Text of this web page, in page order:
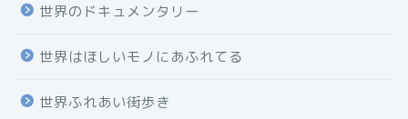
世界のドキュメンタリー
世界はほしいモノにあふれてる
世界ふれあい街歩き